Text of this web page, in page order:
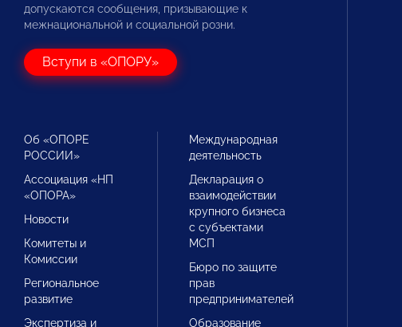
допускаются сообщения, призывающие к
межнациональной и социальной розни.
Вступи в «ОПОРУ»
Об «ОПОРЕ
РОССИИ»
Ассоциация «НП
«ОПОРА»
Новости
Комитеты и
Комиссии
Региональное
развитие
Экспертиза и
Международная
деятельность
Декларация о
взаимодействии
крупного бизнеса
с субъектами
МСП
Бюро по защите
прав
предпринимателей
Образование